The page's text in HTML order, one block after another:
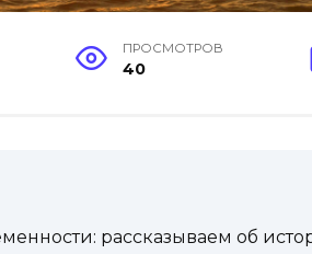
ПРОСМОТРОВ
40
рассказываем об